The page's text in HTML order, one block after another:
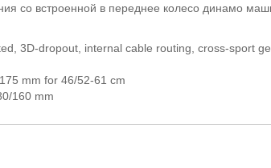
со встроенной в переднее колесо динамо
3D-dropout, internal cable routing, cross-sport
mm for 46/52-61 cm
160 mm